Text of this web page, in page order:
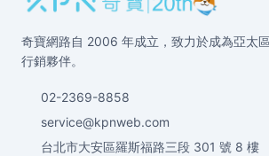
奇寶網路自 2006 年成立，致力於成為亞太
行銷夥伴。
02-2369-8858
service@kpnweb.com
台北市大安區羅斯福路三段 301 號 8 樓